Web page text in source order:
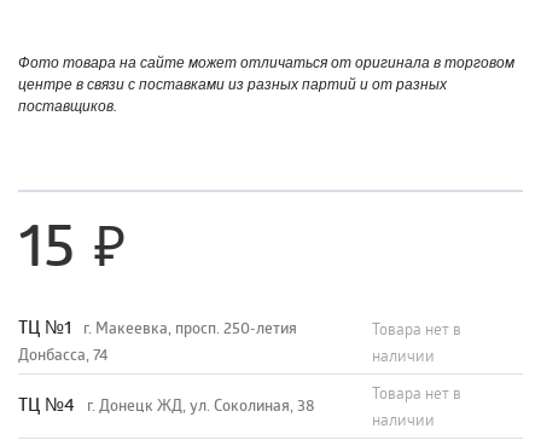
Фото товара на сайте может отличаться от оригинала в торговом
центре в связи с поставками из разных партий и от разных
поставщиков.
15
TЦ №1
г. Макеевка, просп. 250-летия
Донбасса, 74
Товара нет в
наличии
TЦ №4 г. Донецк ЖД, ул. Соколиная, 38
Товара нет в
наличии